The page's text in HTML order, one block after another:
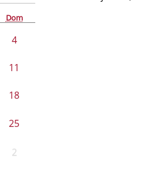
Dom
4
11
18
25
2